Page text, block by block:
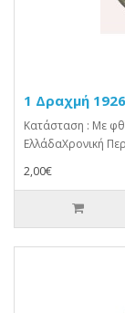
1 Δραχμή
Κατάσταση : Με
ΕλλάδαΧρονική
2,00€